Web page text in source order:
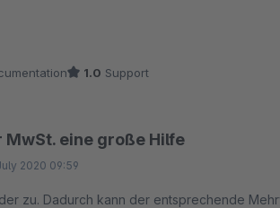
mir keine Kosten entstehen. Letztes Update
1.0 Support
eine große Hilfe
2020 09:59
zu. Dadurch kann der entsprechende